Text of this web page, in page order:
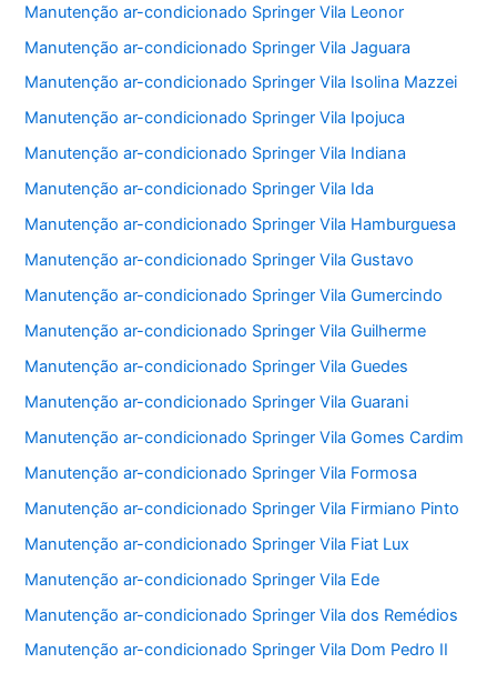
Manutenção ar-condicionado Springer Vila Leonor
Manutenção ar-condicionado Springer Vila Jaguara
Manutenção ar-condicionado Springer Vila Isolina Mazzei
Manutenção ar-condicionado Springer Vila Ipojuca
Manutenção ar-condicionado Springer Vila Indiana
Manutenção ar-condicionado Springer Vila Ida
Manutenção ar-condicionado Springer Vila Hamburguesa
Manutenção ar-condicionado Springer Vila Gustavo
Manutenção ar-condicionado Springer Vila Gumercindo
Manutenção ar-condicionado Springer Vila Guilherme
Manutenção ar-condicionado Springer Vila Guedes
Manutenção ar-condicionado Springer Vila Guarani
Manutenção ar-condicionado Springer Vila Gomes Cardim
Manutenção ar-condicionado Springer Vila Formosa
Manutenção ar-condicionado Springer Vila Firmiano Pinto
Manutenção ar-condicionado Springer Vila Fiat Lux
Manutenção ar-condicionado Springer Vila Ede
Manutenção ar-condicionado Springer Vila dos Remédios
Manutenção ar-condicionado Springer Vila Dom Pedro II